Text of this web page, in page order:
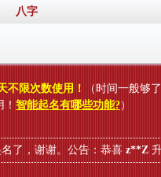
八字
不限次数使用！
（时间一般够
智能起名有哪些功能?）
谢谢。公告：恭喜 z**Z升级的